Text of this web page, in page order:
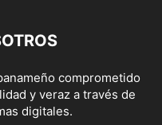
comprometido
y veraz a través de
digitales.